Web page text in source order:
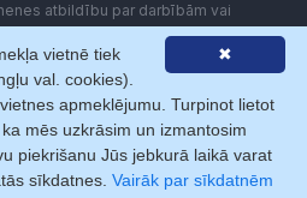
atbildību par darbībām vai
pakalpojumu. Lietotājam aizliegts
sistēmas vai iekārtas (robotus)
saskaņošanas ar Firmas.lv. Galvenā
politika Norēķini ar
✖
vietnē tiek
val. cookies).
apmeklējumu. Turpinot lietot
mēs uzkrāsim un izmantosim
piekrišanu Jūs jebkurā laikā varat
sīkdatnes. Vairāk par sīkdatnēm